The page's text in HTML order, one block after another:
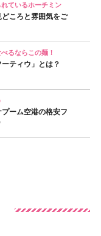
ているホーチミン
ころと雰囲気をご
るならこの麺！
ティウ」とは？
ーム空港の格安フ